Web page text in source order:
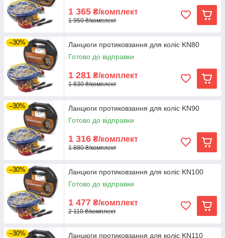
1 365 ₴/комплект
1 950 ₴/комплект
–30%
Ланцюги протиковзання для коліс KN80
Готово до відправки
1 281 ₴/комплект
1 830 ₴/комплект
–30%
Ланцюги протиковзання для коліс KN90
Готово до відправки
1 316 ₴/комплект
1 880 ₴/комплект
–30%
Ланцюги протиковзання для коліс KN100
Готово до відправки
1 477 ₴/комплект
2 110 ₴/комплект
–30% Ланцюги протиковзання для коліс KN110